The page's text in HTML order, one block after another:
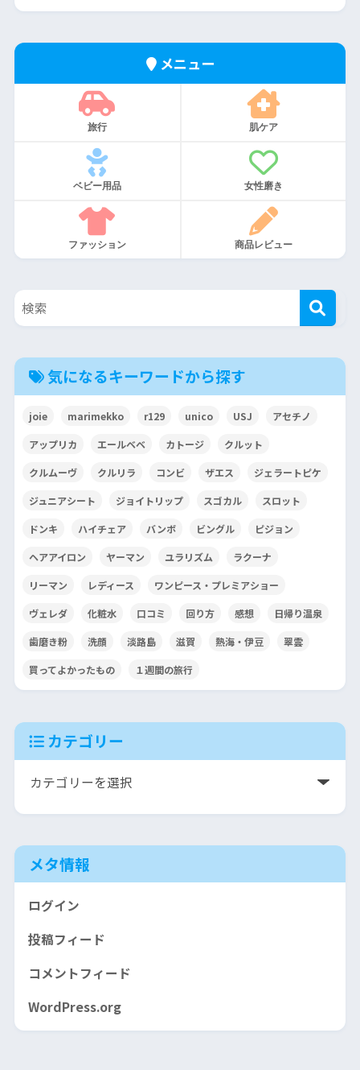
メニュー
旅行 肌ケア
ベビー用品 女性磨き
ファッション 商品レビュー
気になるキーワードから探す
joie marimekko r129 unico USJ アセチノ
アップリカ エールベベ カトージ クルット
クルムーヴ クルリラ コンビ ザエス ジェラートピケ
ジュニアシート ジョイトリップ スゴカル スロット
ドンキ ハイチェア バンボ ビングル ピジョン
ヘアアイロン ヤーマン ユラリズム ラクーナ
リーマン レディース ワンピース・プレミアショー
ヴェレダ 化粧水 口コミ 回り方 感想 日帰り温泉
歯磨き粉 洗顔 淡路島 滋賀 熱海・伊豆 翠雲
買ってよかったもの １週間の旅行
カテゴリー
メタ情報
ログイン
投稿フィード
コメントフィード
WordPress.org